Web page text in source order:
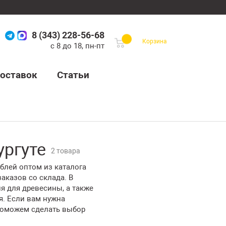
2 товара
оптом из каталога
со склада. В
для древесины, а также
Если вам нужна
сделать выбор
8 (343) 228-56-68
с 8 до 18, пн-пт
Корзина
Статьи